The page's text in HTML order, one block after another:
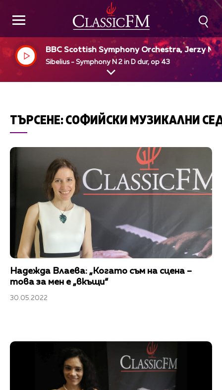
BBC Scottish Symphony Orchestra, Jerzy
imiuk, dir
Sibelius - Symphony N 2 in D dur, op 43
ТЪРСЕНЕ:СОФИЙСКИ МУЗИКАЛНИ
Надежда Влаева: „Когато съм на сцена –
това за мен е „вкъщи“
30.05.2022